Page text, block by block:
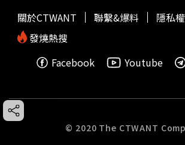
關於CTWANT 聯繫&爆料
隱私
發燒熱搜
Facebook
Youtube
© 2020 The CTWANT